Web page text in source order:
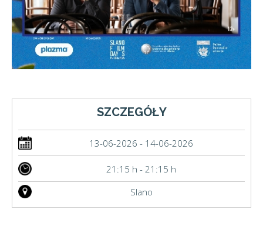
SZCZEGÓŁY
13-06-2026 - 14-06-2026
21:15 h - 21:15 h
Slano